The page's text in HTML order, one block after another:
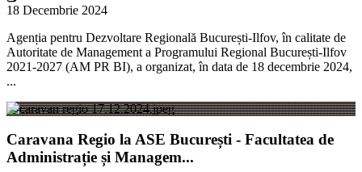
18 Decembrie 2024
Agenția pentru Dezvoltare Regională București-Ilfov, în calitate de
Autoritate de Management a Programului Regional București-Ilfov
2021-2027 (AM PR BI), a organizat, în data de 18 decembrie 2024,
...
Caravana Regio la ASE București - Facultatea de
Administrație și Managem...